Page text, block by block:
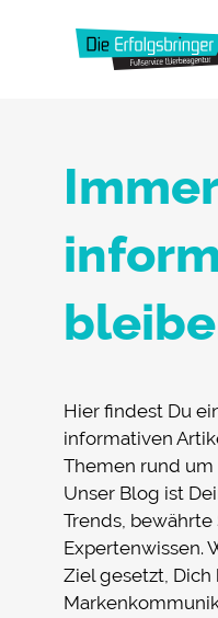
Leistungen
FAQ
Werbeagentur Jobs
Suche
nach:
Hier findest Du
informativen
Themen rund um
Unser Blog ist
Trends,
Expertenwissen.
Ziel gesetzt, Dich